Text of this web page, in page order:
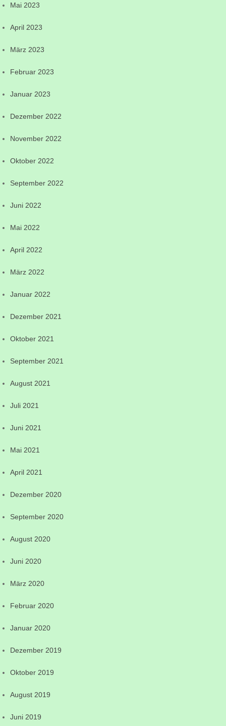
Mai 2023
April 2023
März 2023
Februar 2023
Januar 2023
Dezember 2022
November 2022
Oktober 2022
September 2022
Juni 2022
Mai 2022
April 2022
März 2022
Januar 2022
Dezember 2021
Oktober 2021
September 2021
August 2021
Juli 2021
Juni 2021
Mai 2021
April 2021
Dezember 2020
September 2020
August 2020
Juni 2020
März 2020
Februar 2020
Januar 2020
Dezember 2019
Oktober 2019
August 2019
Juni 2019